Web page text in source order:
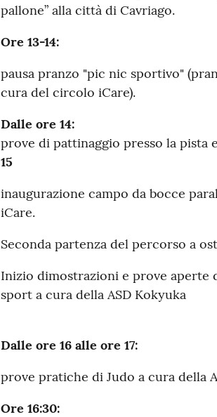
pallone” alla città di Cavriago.
Ore 13-14:
pausa pranzo "pic nic sportivo"
cura del circolo iCare).
Dalle ore 14:
prove di pattinaggio presso la pista
15
inaugurazione campo da bocce
iCare.
Seconda partenza del percorso a
Inizio dimostrazioni e prove aperte
sport a cura della ASD Kokyuka
Dalle ore 16 alle ore 17:
prove pratiche di Judo a cura della
Ore 16:30: